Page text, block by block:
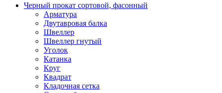
Черный прокат сортовой, фасонный
Арматура
Двутавровая балка
Швеллер
Швеллер гнутый
Уголок
Катанка
Круг
Квадрат
Кладочная сетка